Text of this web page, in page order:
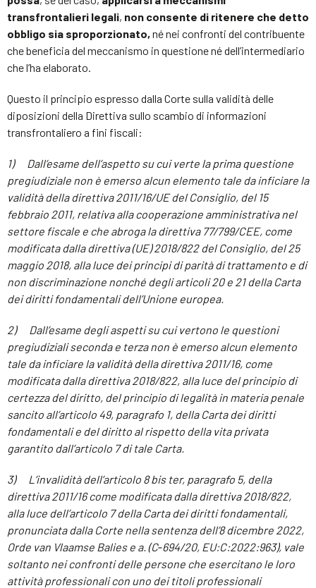
transfrontalieri legali, non consente di ritenere che detto
obbligo sia sproporzionato, né nei confronti del contribuente
che beneficia del meccanismo in questione né dell’intermediario
che l’ha elaborato.
Questo il principio espresso dalla Corte sulla validità delle
diposizioni della Direttiva sullo scambio di informazioni
transfrontaliero a fini fiscali:
1) Dall’esame dell’aspetto su cui verte la prima questione
pregiudiziale non è emerso alcun elemento tale da inficiare la
validità della direttiva 2011/16/UE del Consiglio, del 15
febbraio 2011, relativa alla cooperazione amministrativa nel
settore fiscale e che abroga la direttiva 77/799/CEE, come
modificata dalla direttiva (UE) 2018/822 del Consiglio, del 25
maggio 2018, alla luce dei principi di parità di trattamento e di
non discriminazione nonché degli articoli 20 e 21 della Carta
dei diritti fondamentali dell’Unione europea.
2) Dall’esame degli aspetti su cui vertono le questioni
pregiudiziali seconda e terza non è emerso alcun elemento
tale da inficiare la validità della direttiva 2011/16, come
modificata dalla direttiva 2018/822, alla luce del principio di
certezza del diritto, del principio di legalità in materia penale
sancito all’articolo 49, paragrafo 1, della Carta dei diritti
fondamentali e del diritto al rispetto della vita privata
garantito dall’articolo 7 di tale Carta.
3) L’invalidità dell’articolo 8 bis ter, paragrafo 5, della
direttiva 2011/16 come modificata dalla direttiva 2018/822,
alla luce dell’articolo 7 della Carta dei diritti fondamentali,
pronunciata dalla Corte nella sentenza dell’8 dicembre 2022,
Orde van Vlaamse Balies e a. (C‑694/20, EU:C:2022:963), vale
soltanto nei confronti delle persone che esercitano le loro
attività professionali con uno dei titoli professionali